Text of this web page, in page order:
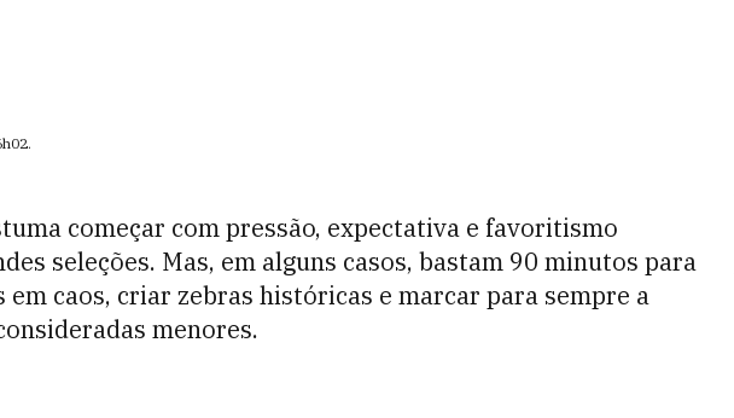
.
começar com pressão, expectativa e favoritismo
seleções. Mas, em alguns casos, bastam 90 minutos para
caos, criar zebras históricas e marcar para sempre a
menores.